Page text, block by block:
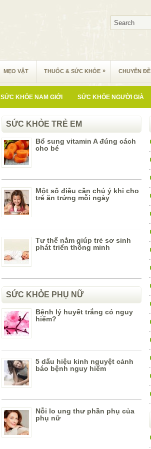
MẸO VẶT THUỐC & SỨC KHỎE » CHUYÊN ĐỀ
SỨC KHỎE NAM GIỚI SỨC KHỎE NGƯỜI GIÀ
SỨC KHỎE TRẺ EM
Bổ sung vitamin A đúng cách
cho bé
Một số điều cần chú ý khi cho
trẻ ăn trứng mỗi ngày
Tư thế nằm giúp trẻ sơ sinh
phát triển thông minh
SỨC KHỎE PHỤ NỮ
Bệnh lý huyết trắng có nguy
hiểm?
5 dấu hiệu kinh nguyệt cảnh
báo bệnh nguy hiểm
Nỗi lo ung thư phần phụ của
phụ nữ